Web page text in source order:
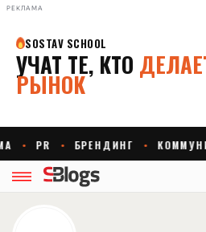
РЕКЛАМА